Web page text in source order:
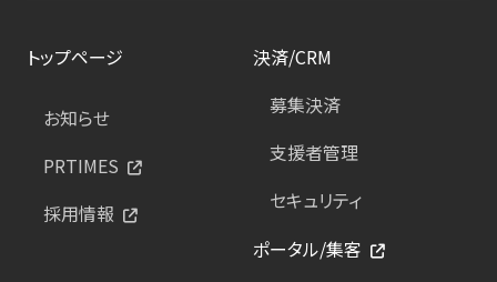
トップページ
お知らせ
PRTIMES
採用情報
決済/CRM
募集決済
支援者管理
セキュリティ
ポータル/集客